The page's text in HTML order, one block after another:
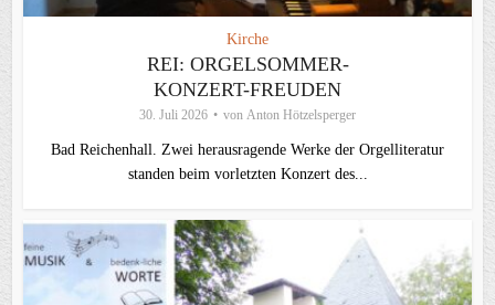
Kirche
REI: ORGELSOMMER-
KONZERT-FREUDEN
30. Juli 2026 von Anton Hötzelsperger
Bad Reichenhall. Zwei herausragende Werke der Orgelliteratur
standen beim vorletzten Konzert des...